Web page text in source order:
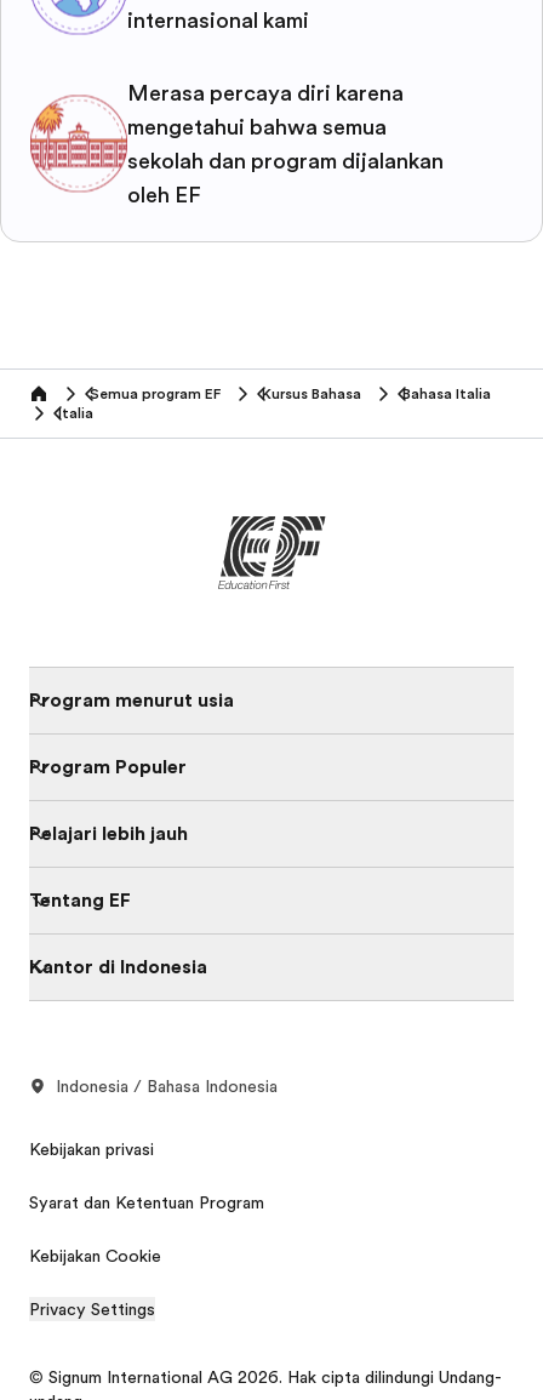
internasional kami
Merasa percaya diri karena
mengetahui bahwa semua
sekolah dan program dijalankan
oleh EF
home Semua program EF Kursus Bahasa
Bahasa Italia
Italia
Program menurut usia
Program Populer
Pelajari lebih jauh
Tentang EF
Kantor di Indonesia
Indonesia / Bahasa Indonesia
Kebijakan privasi
Syarat dan Ketentuan Program
Kebijakan Cookie
Privacy Settings
© Signum International AG 2026. Hak cipta dilindungi Undang-